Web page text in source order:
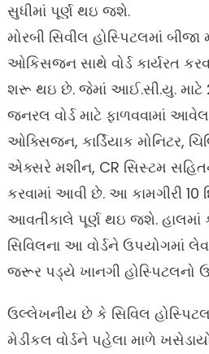
સુધીમાં પૂર્ણ થઇ જશે.
મોરબી સિવીલ હોસ્પિટલમાં બીજા
ઓકિસજન સાથે વોર્ડ કાર્યરત
શરૂ થઇ છે. જેમાં આઈ.સી.યુ. માટે
જનરલ વોર્ડ માટે ફાળવવામાં
ઓક્સિજન, કાર્ડિયાક મોનિટર,
એક્સરે મશીન, CR સિસ્ટમ
કરવામાં આવી છે. આ કામગીરી 10
આવતીકાલે પૂર્ણ થઇ જશે. હાલમાં
સિવિલના આ વોર્ડને ઉપયોગમાં
જરૂર પડ્યે ખાનગી હોસ્પિટલનો
ઉલ્લેખનીય છે કે સિવિલ
મેડીકલ વોર્ડને પહેલા માળે